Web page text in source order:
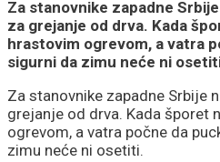
Za stanovnike zapadne
za grejanje od drva. Kada
hrastovim ogrevom, a vatra
sigurni da zimu neće ni
Za stanovnike zapadne Srbije
grejanje od drva. Kada šporet
ogrevom, a vatra počne da
zimu neće ni osetiti.